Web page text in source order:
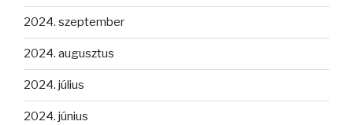
2024. szeptember
2024. augusztus
2024. július
2024. június